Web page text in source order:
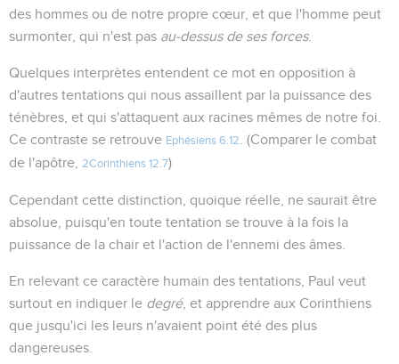
des hommes ou de notre propre cœur, et que l'homme peut
surmonter, qui n'est pas au-dessus de ses forces.
Quelques interprètes entendent ce mot en opposition à
d'autres tentations qui nous assaillent par la puissance des
ténèbres, et qui s'attaquent aux racines mêmes de notre foi.
Ce contraste se retrouve Ephésiens 6.12
. (Comparer le combat
de l'apôtre,
2Corinthiens 12.7)
Cependant cette distinction, quoique réelle, ne saurait être
absolue, puisqu'en toute tentation se trouve à la fois la
puissance de la chair et l'action de l'ennemi des âmes.
En relevant ce caractère humain des tentations, Paul veut
surtout en indiquer le degré, et apprendre aux Corinthiens
que jusqu'ici les leurs n'avaient point été des plus
dangereuses.